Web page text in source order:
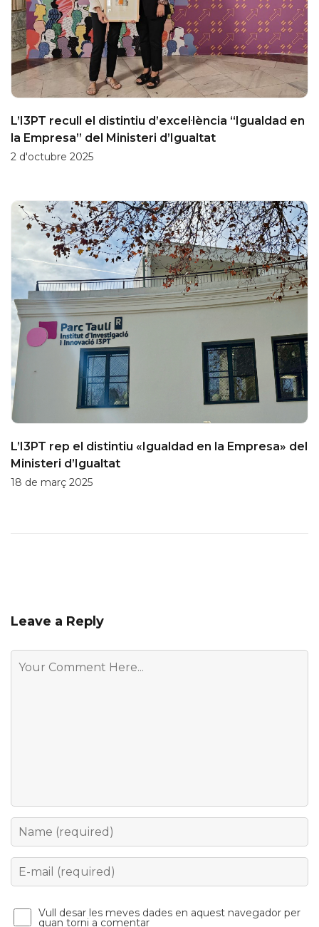
L’I3PT recull el distintiu d’excel·lència “Igualdad en
la Empresa” del Ministeri d’Igualtat
2 d'octubre 2025
L’I3PT rep el distintiu «Igualdad en la Empresa» del
Ministeri d’Igualtat
18 de març 2025
Leave a Reply
Comment
Name
Email
Vull desar les meves dades en aquest navegador per
quan torni a comentar